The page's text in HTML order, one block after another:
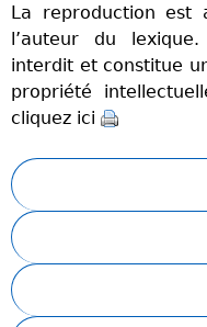
La reproduction est
l’auteur du
interdit et constitue
propriété
cliquez ici